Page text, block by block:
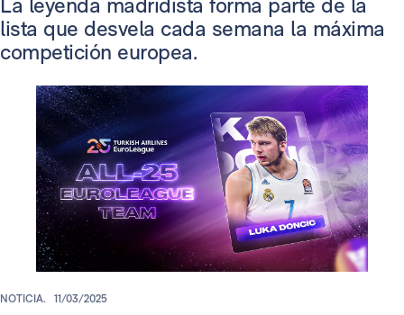
lista que desvela cada semana la máxima
competición europea.
NOTICIA. 11/03/2025